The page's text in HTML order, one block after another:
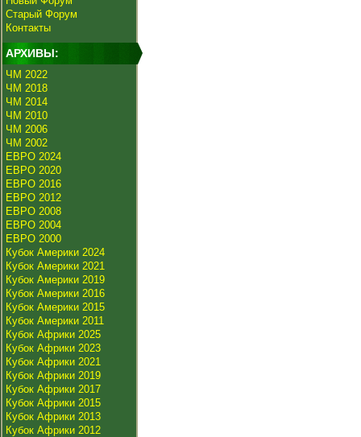
Старый Форум
Контакты
АРХИВЫ:
ЧМ 2022
ЧМ 2018
ЧМ 2014
ЧМ 2010
ЧМ 2006
ЧМ 2002
ЕВРО 2024
ЕВРО 2020
ЕВРО 2016
ЕВРО 2012
ЕВРО 2008
ЕВРО 2004
ЕВРО 2000
Кубок Америки 2024
Кубок Америки 2021
Кубок Америки 2019
Кубок Америки 2016
Кубок Америки 2015
Кубок Америки 2011
Кубок Африки 2025
Кубок Африки 2023
Кубок Африки 2021
Кубок Африки 2019
Кубок Африки 2017
Кубок Африки 2015
Кубок Африки 2013
Кубок Африки 2012